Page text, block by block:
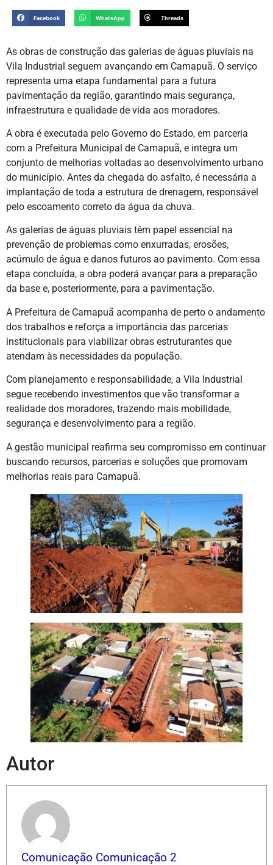
Facebook WhatsApp Threads
As obras de construção das galerias de águas pluviais na
Vila Industrial seguem avançando em Camapuã. O serviço
representa uma etapa fundamental para a futura
pavimentação da região, garantindo mais segurança,
infraestrutura e qualidade de vida aos moradores.
A obra é executada pelo Governo do Estado, em parceria
com a Prefeitura Municipal de Camapuã, e integra um
conjunto de melhorias voltadas ao desenvolvimento urbano
do município. Antes da chegada do asfalto, é necessária a
implantação de toda a estrutura de drenagem, responsável
pelo escoamento correto da água da chuva.
As galerias de águas pluviais têm papel essencial na
prevenção de problemas como enxurradas, erosões,
acúmulo de água e danos futuros ao pavimento. Com essa
etapa concluída, a obra poderá avançar para a preparação
da base e, posteriormente, para a pavimentação.
A Prefeitura de Camapuã acompanha de perto o andamento
dos trabalhos e reforça a importância das parcerias
institucionais para viabilizar obras estruturantes que
atendam às necessidades da população.
Com planejamento e responsabilidade, a Vila Industrial
segue recebendo investimentos que vão transformar a
realidade dos moradores, trazendo mais mobilidade,
segurança e desenvolvimento para a região.
A gestão municipal reafirma seu compromisso em continuar
buscando recursos, parcerias e soluções que promovam
melhorias reais para Camapuã.
Autor
Comunicação Comunicação 2